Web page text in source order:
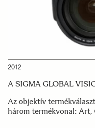
2012
A SIGMA GLOBAL
Az objektív
három termékvonal: